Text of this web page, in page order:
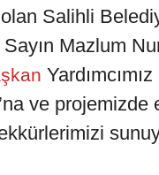
Salihli
Sayın Mazlum
ve projemizde